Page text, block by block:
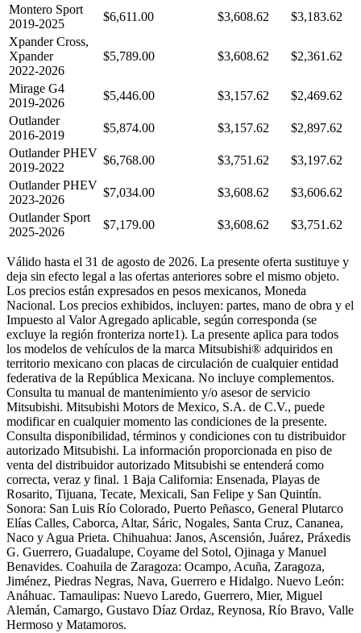
Montero Sport
2019-2025
$6,611.00 $3,608.62
$3,183.62
Xpander Cross,
Xpander
2022-2026
$5,789.00 $3,608.62 $2,361.62
Mirage G4
2019-2026
$5,446.00 $3,157.62
$2,469.62
Outlander
2016-2019
$5,874.00 $3,157.62
$2,897.62
Outlander PHEV
2019-2022
$6,768.00 $3,751.62
$3,197.62
Outlander PHEV
2023-2026
$7,034.00 $3,608.62
$3,606.62
Outlander Sport
2025-2026
$7,179.00 $3,608.62 $3,751.62
Válido hasta el 31 de agosto de 2026. La presente oferta sustituye y
deja sin efecto legal a las ofertas anteriores sobre el mismo objeto.
Los precios están expresados en pesos mexicanos, Moneda
Nacional. Los precios exhibidos, incluyen: partes, mano de obra y el
Impuesto al Valor Agregado aplicable, según corresponda (se
excluye la región fronteriza norte1). La presente aplica para todos
los modelos de vehículos de la marca Mitsubishi® adquiridos en
territorio mexicano con placas de circulación de cualquier entidad
federativa de la República Mexicana. No incluye complementos.
Consulta tu manual de mantenimiento y/o asesor de servicio
Mitsubishi. Mitsubishi Motors de Mexico, S.A. de C.V., puede
modificar en cualquier momento las condiciones de la presente.
Consulta disponibilidad, términos y condiciones con tu distribuidor
autorizado Mitsubishi. La información proporcionada en piso de
venta del distribuidor autorizado Mitsubishi se entenderá como
correcta, veraz y final. 1 Baja California: Ensenada, Playas de
Rosarito, Tijuana, Tecate, Mexicali, San Felipe y San Quintín.
Sonora: San Luis Río Colorado, Puerto Peñasco, General Plutarco
Elías Calles, Caborca, Altar, Sáric, Nogales, Santa Cruz, Cananea,
Naco y Agua Prieta. Chihuahua: Janos, Ascensión, Juárez, Práxedis
G. Guerrero, Guadalupe, Coyame del Sotol, Ojinaga y Manuel
Benavides. Coahuila de Zaragoza: Ocampo, Acuña, Zaragoza,
Jiménez, Piedras Negras, Nava, Guerrero e Hidalgo. Nuevo León:
Anáhuac. Tamaulipas: Nuevo Laredo, Guerrero, Mier, Miguel
Alemán, Camargo, Gustavo Díaz Ordaz, Reynosa, Río Bravo, Valle
Hermoso y Matamoros.